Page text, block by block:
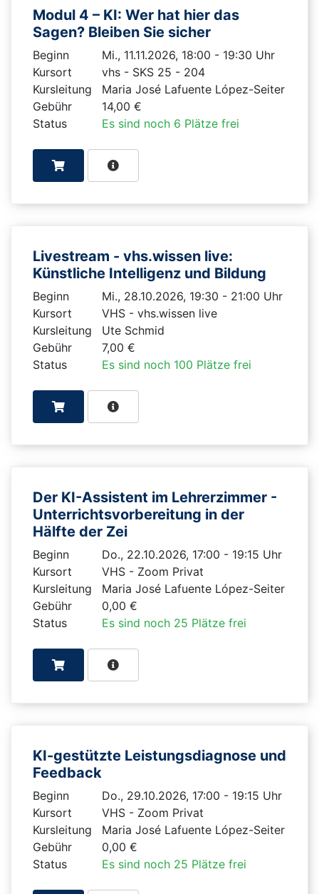
Modul 4 – KI: Wer hat hier das
Sagen? Bleiben Sie sicher
Beginn
Mi., 11.11.2026, 18:00 - 19:30 Uhr
Kursort
vhs - SKS 25 - 204
Kursleitung
Maria José Lafuente López-Seiter
Gebühr
14,00 €
Status
Es sind noch 6 Plätze frei
Livestream - vhs.wissen live:
Künstliche Intelligenz und Bildung
Beginn
Mi., 28.10.2026, 19:30 - 21:00 Uhr
Kursort
VHS - vhs.wissen live
Kursleitung
Ute Schmid
Gebühr
7,00 €
Status
Es sind noch 100 Plätze frei
Der KI-Assistent im Lehrerzimmer -
Unterrichtsvorbereitung in der
Hälfte der Zei
Beginn
Do., 22.10.2026, 17:00 - 19:15 Uhr
Kursort
VHS - Zoom Privat
Kursleitung
Maria José Lafuente López-Seiter
Gebühr
0,00 €
Status
Es sind noch 25 Plätze frei
KI-gestützte Leistungsdiagnose und
Feedback
Beginn
Do., 29.10.2026, 17:00 - 19:15 Uhr
Kursort
VHS - Zoom Privat
Kursleitung
Maria José Lafuente López-Seiter
Gebühr
0,00 €
Status
Es sind noch 25 Plätze frei